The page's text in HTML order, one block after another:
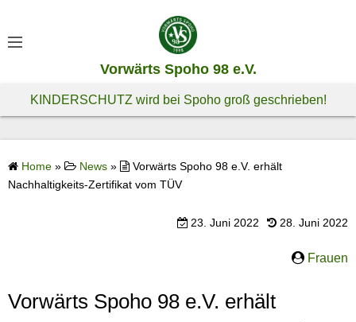
Vorwärts Spoho 98 e.V.
KINDERSCHUTZ wird bei Spoho groß geschrieben!
Home » News »
Vorwärts Spoho 98 e.V. erhält
Nachhaltigkeits-Zertifikat vom TÜV
23. Juni 2022 28. Juni 2022
Frauen
Vorwärts Spoho 98 e.V. erhält